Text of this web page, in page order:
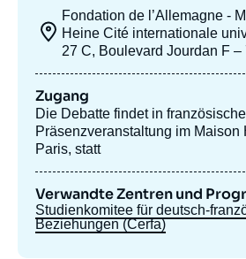
Fondation de l’Allemagne -
Heine Cité internationale
27 C, Boulevard Jourdan F
Zugang
Die Debatte findet in
Präsenzveranstaltung im Maison
Paris, statt
Verwandte Zentren und
Studienkomitee für deutsch-
Beziehungen (Cerfa)